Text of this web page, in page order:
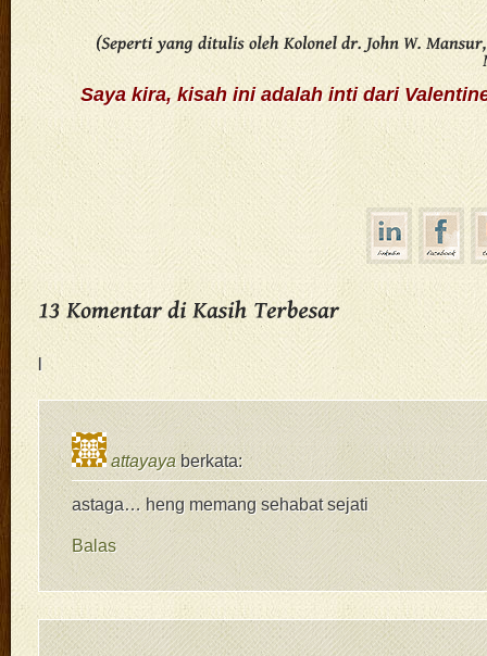
Saya kira, kisah ini adalah inti dari
|
attayaya berkata:
astaga… heng memang sehabat sejati
Balas